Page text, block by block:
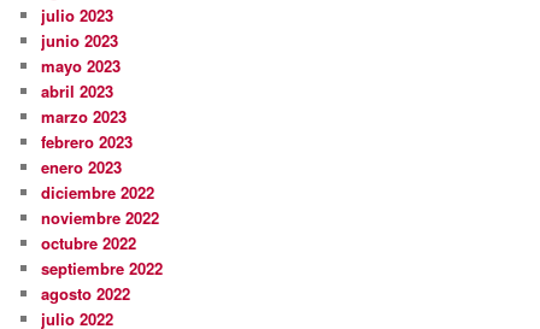
julio 2023
junio 2023
mayo 2023
abril 2023
marzo 2023
febrero 2023
enero 2023
diciembre 2022
noviembre 2022
octubre 2022
septiembre 2022
agosto 2022
julio 2022